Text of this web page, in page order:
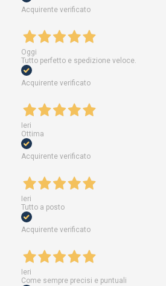
Acquirente verificato
Oggi
Tutto perfetto e spedizione veloce.
Acquirente verificato
Ieri
Ottima
Acquirente verificato
Ieri
Tutto a posto
Acquirente verificato
Ieri
Come sempre precisi e puntuali